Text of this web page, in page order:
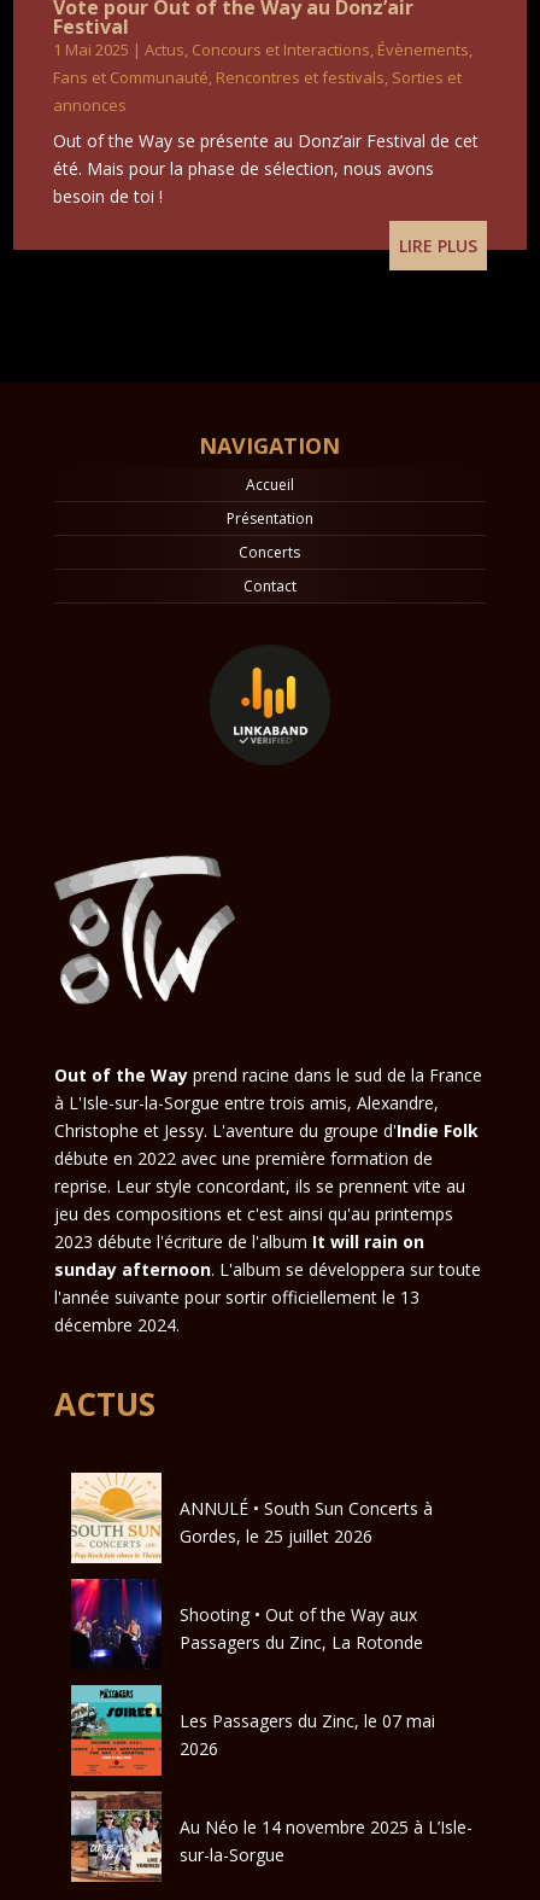
Vote pour Out of the Way au Donz’air
Festival
1 Mai 2025 |Actus, Concours et Interactions, Évènements,
Fans et Communauté, Rencontres et festivals, Sorties et
annonces
Out of the Way se présente au Donz’air Festival de cet
été. Mais pour la phase de sélection, nous avons
besoin de toi !
LIRE PLUS
NAVIGATION
Accueil
Présentation
Concerts
Contact
Out of the Wayprend racine dans le sud de la France
à L'Isle-sur-la-Sorgue entre trois amis, Alexandre,
Christophe et Jessy. L'aventure du groupe d'Indie Folk
débute en 2022 avec une première formation de
reprise. Leur style concordant, ils se prennent vite au
jeu des compositions et c'est ainsi qu'au printemps
2023 débute l'écriture de l'album It will rain on
sunday afternoon. L'album se développera sur toute
l'année suivante pour sortir officiellement le 13
décembre 2024.
ACTUS
ANNULÉ • South Sun Concerts à
Gordes, le 25 juillet 2026
Shooting • Out of the Way aux
Passagers du Zinc, La Rotonde
Les Passagers du Zinc, le 07 mai
2026
Au Néo le 14 novembre 2025 à L’Isle-
sur-la-Sorgue